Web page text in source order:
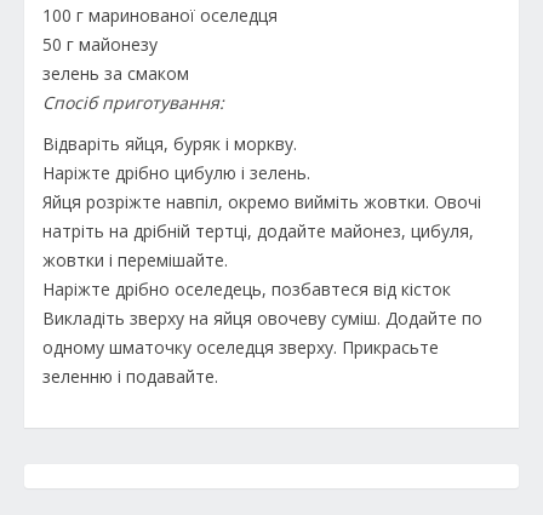
100 г маринованої оселедця
50 г майонезу
зелень за смаком
Спосіб приготування:
Відваріть яйця, буряк і моркву.
Наріжте дрібно цибулю і зелень.
Яйця розріжте навпіл, окремо вийміть жовтки. Овочі
натріть на дрібній тертці, додайте майонез, цибуля,
жовтки і перемішайте.
Наріжте дрібно оселедець, позбавтеся від кісток
Викладіть зверху на яйця овочеву суміш. Додайте по
одному шматочку оселедця зверху. Прикрасьте
зеленню і подавайте.